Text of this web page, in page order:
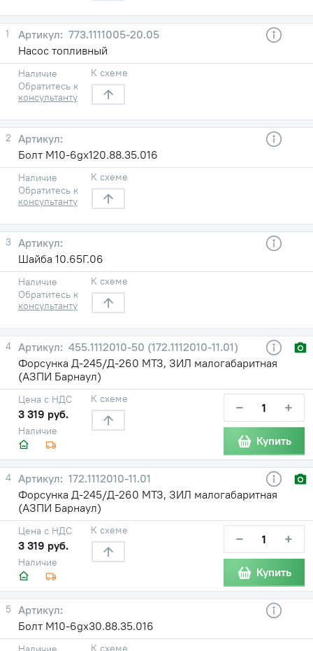
1
773.1111005-20.05
Насос топливный
Наличие
Обратитесь к
консультанту
К схеме
2
Болт М10-6gx120.88.35.016
Наличие
Обратитесь к
консультанту
К схеме
3
Шайба 10.65Г.06
Наличие
Обратитесь к
консультанту
К схеме
4
455.1112010-50 (172.1112010-11.01)
Форсунка Д-245/Д-260 МТЗ, ЗИЛ малогабаритная
(АЗПИ Барнаул)
Наличие
Цена с НДС
3 319 руб.
К схеме − +
Купить
4
172.1112010-11.01
Форсунка Д-245/Д-260 МТЗ, ЗИЛ малогабаритная
(АЗПИ Барнаул)
Наличие
Цена с НДС
3 319 руб.
К схеме − +
Купить
5
Болт М10-6gx30.88.35.016
К схеме